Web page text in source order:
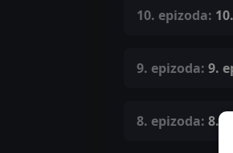
10. epizoda:
9. epizoda: 9.
8. epizoda: 8.